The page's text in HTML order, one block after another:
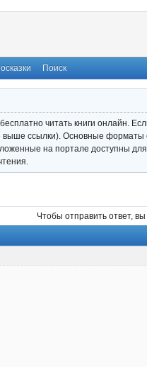
Поиск
читать книги онлайн.
выше ссылки). Основные
на портале доступны
Чтобы отправить ответ,